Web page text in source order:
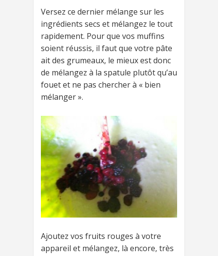
Versez ce dernier mélange sur les
ingrédients secs et mélangez le tout
rapidement. Pour que vos muffins
soient réussis, il faut que votre pâte
ait des grumeaux, le mieux est donc
de mélangez à la spatule plutôt qu’au
fouet et ne pas chercher à « bien
mélanger ».
Ajoutez vos fruits rouges à votre
appareil et mélangez, là encore, très